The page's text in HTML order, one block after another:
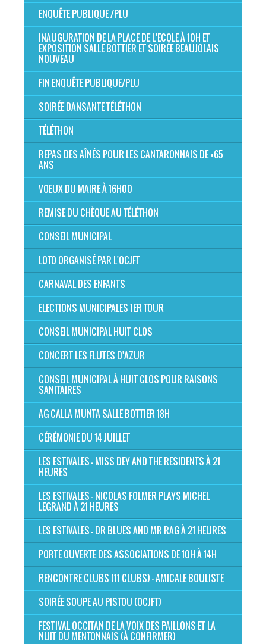
ENQUÊTE PUBLIQUE /PLU
INAUGURATION DE LA PLACE DE L'ECOLE À 10H ET
EXPOSITION SALLE BOTTIER ET SOIRÉE BEAUJOLAIS
NOUVEAU
FIN ENQUÊTE PUBLIQUE/PLU
SOIRÉE DANSANTE TÉLÉTHON
TÉLÉTHON
REPAS DES AÎNÉS POUR LES CANTARONNAIS DE +65
ANS
VOEUX DU MAIRE À 16H00
REMISE DU CHÈQUE AU TÉLÉTHON
CONSEIL MUNICIPAL
LOTO ORGANISÉ PAR L'OCJFT
CARNAVAL DES ENFANTS
ELECTIONS MUNICIPALES 1ER TOUR
CONSEIL MUNICIPAL HUIT CLOS
CONCERT LES FLUTES D'AZUR
CONSEIL MUNICIPAL À HUIT CLOS POUR RAISONS
SANITAIRES
AG CALLA MUNTA SALLE BOTTIER 18H
CÉRÉMONIE DU 14 JUILLET
LES ESTIVALES - MISS DEY AND THE RESIDENTS À 21
HEURES
LES ESTIVALES - NICOLAS FOLMER PLAYS MICHEL
LEGRAND À 21 HEURES
LES ESTIVALES - DR BLUES AND MR RAG À 21 HEURES
PORTE OUVERTE DES ASSOCIATIONS DE 10H À 14H
RENCONTRE CLUBS (11 CLUBS) - AMICALE BOULISTE
SOIRÉE SOUPE AU PISTOU (OCJFT)
FESTIVAL OCCITAN DE LA VOIX DES PAILLONS ET LA
NUIT DU MENTONNAIS (À CONFIRMER)